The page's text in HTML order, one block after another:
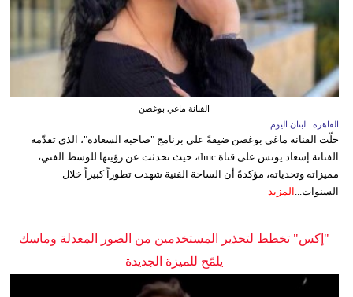
الفنانة ماغي بوغصن
القاهرة ـ لبنان اليوم
حلّت الفنانة ماغي بوغصن ضيفةً على برنامج "صاحبة السعادة"، الذي تقدّمه
الفنانة إسعاد يونس على قناة dmc، حيث تحدثت عن رؤيتها للوسط الفني،
مميزاته وتحدياته، مؤكدةً أن الساحة الفنية شهدت تطوراً كبيراً خلال
السنوات... المزيد
"إكس" تخطط لتحذير المستخدمين من الصور المعدلة وماسك
يلمّح للميزة الجديدة